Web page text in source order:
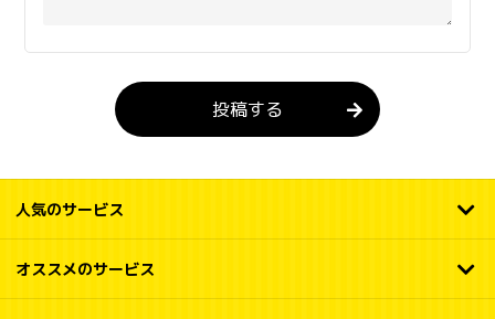
投稿する
人気のサービス
オススメのサービス